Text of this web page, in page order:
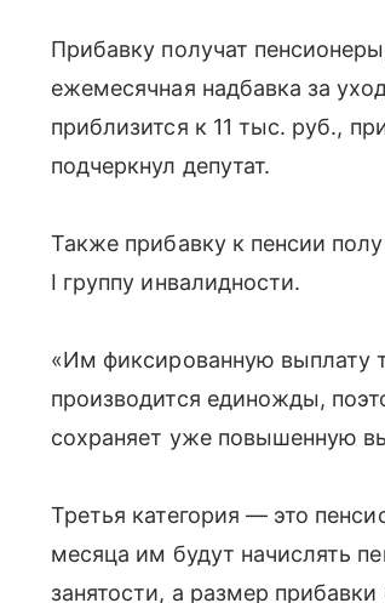
Прибавку получат
ежемесячная надбавка за
приблизится к 11 тыс. руб.,
подчеркнул депутат.
Также прибавку к пенсии
I группу инвалидности.
«Им фиксированную выплату
производится единожды,
сохраняет уже повышенную
Третья категория — это
месяца им будут начислять
занятости, а размер